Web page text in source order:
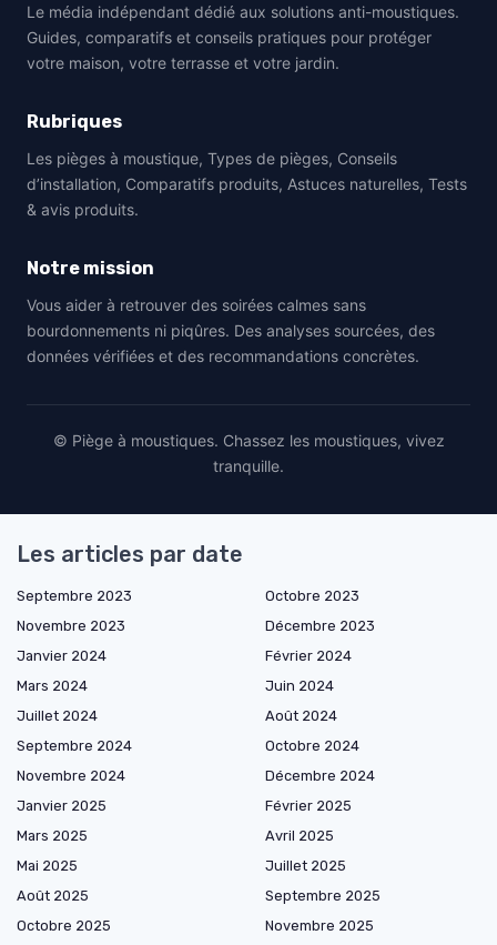
Le média indépendant dédié aux solutions anti-moustiques.
Guides, comparatifs et conseils pratiques pour protéger
votre maison, votre terrasse et votre jardin.
Rubriques
Les pièges à moustique, Types de pièges, Conseils
d’installation, Comparatifs produits, Astuces naturelles, Tests
& avis produits.
Notre mission
Vous aider à retrouver des soirées calmes sans
bourdonnements ni piqûres. Des analyses sourcées, des
données vérifiées et des recommandations concrètes.
© Piège à moustiques. Chassez les moustiques, vivez
tranquille.
Les articles par date
Septembre 2023
Octobre 2023
Novembre 2023
Décembre 2023
Janvier 2024
Février 2024
Mars 2024
Juin 2024
Juillet 2024
Août 2024
Septembre 2024
Octobre 2024
Novembre 2024
Décembre 2024
Janvier 2025
Février 2025
Mars 2025
Avril 2025
Mai 2025
Juillet 2025
Août 2025
Septembre 2025
Octobre 2025
Novembre 2025